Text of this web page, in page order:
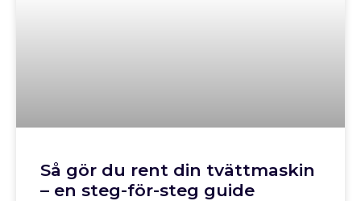
Så gör du rent din tvättmaskin
– en steg-för-steg guide